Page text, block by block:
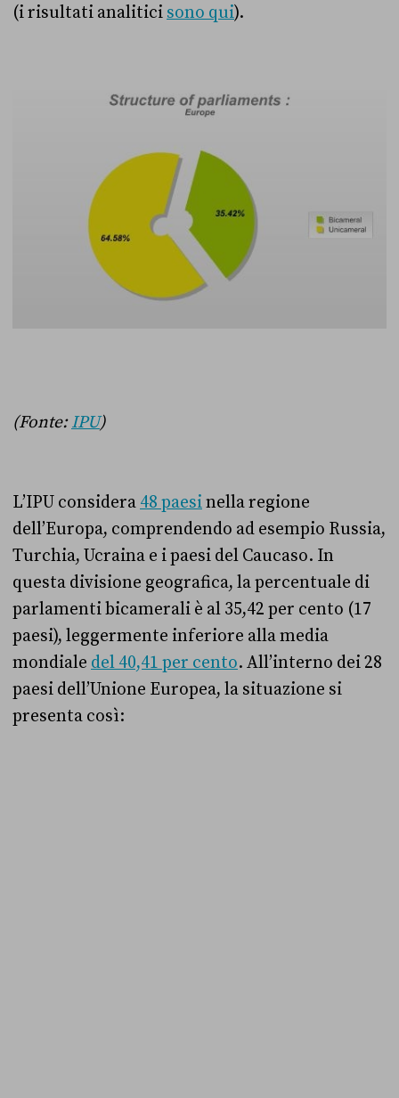
(i risultati analitici sono qui).
(Fonte:IPU)
L’IPU considera 48 paesinella regione
dell’Europa, comprendendo ad esempio Russia,
Turchia, Ucraina e i paesi del Caucaso. In
questa divisione geografica, la percentuale di
parlamenti bicamerali è al 35,42 per cento (17
paesi), leggermente inferiore alla media
mondiale del 40,41 per cento. All’interno dei 28
paesi dell’Unione Europea, la situazione si
presenta così: